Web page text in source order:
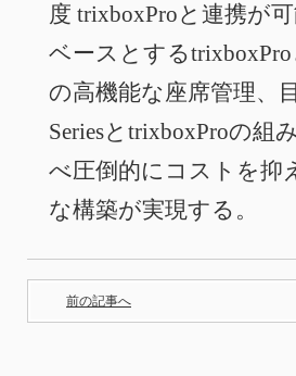
度 trixboxProと連携が
ベースとする
の高機能な座席管理、
SeriesとtrixboxProの組
べ圧倒的にコストを抑
な構築が実現する。
前の記事へ